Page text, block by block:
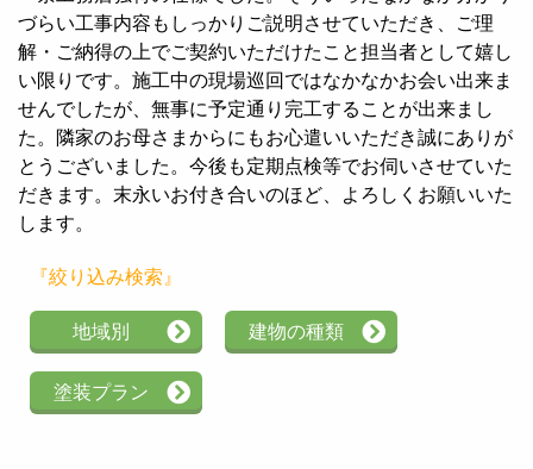
づらい工事内容もしっかりご説明させていただき、ご理
解・ご納得の上でご契約いただけたこと担当者として嬉し
い限りです。施工中の現場巡回ではなかなかお会い出来ま
せんでしたが、無事に予定通り完工することが出来まし
た。隣家のお母さまからにもお心遣いいただき誠にありが
とうございました。今後も定期点検等でお伺いさせていた
だきます。末永いお付き合いのほど、よろしくお願いいた
します。
『絞り込み検索』
地域別 建物の種類
塗装プラン